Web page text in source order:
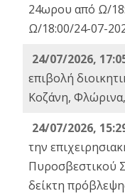
24ωρου από Ω/
Ω/18:00/24-07-
24/07/2026,
επιβολή
Κοζάνη,
24/07/2026,
την
Πυροσβεστικού
δείκτη